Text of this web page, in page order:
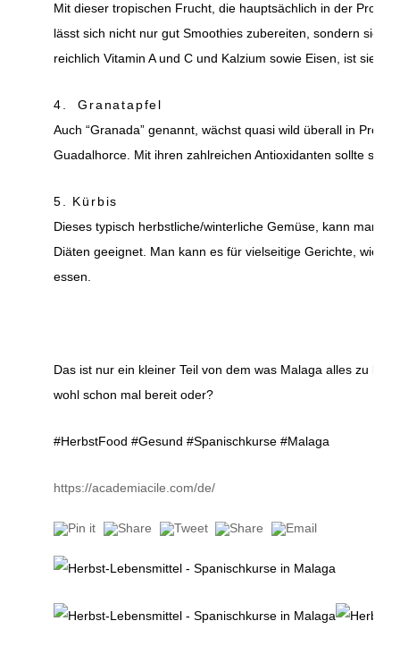
Mit dieser tropischen Frucht, die hauptsächlich in der
lässt sich nicht nur gut Smoothies zubereiten, sondern sie
reichlich Vitamin A und C und Kalzium sowie Eisen, ist sie
4. Granatapfel
Auch “Granada” genannt, wächst quasi wild überall in
Guadalhorce. Mit ihren zahlreichen Antioxidanten sollte sie
5. Kürbis
Dieses typisch herbstliche/winterliche Gemüse, kann man
Diäten geeignet. Man kann es für vielseitige Gerichte, wie
essen.
Das ist nur ein kleiner Teil von dem was Malaga alles zu
wohl schon mal bereit oder?
#HerbstFood #Gesund #Spanischkurse #Malaga
https://academiacile.com/de/